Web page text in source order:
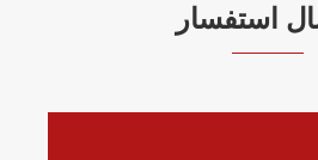
استفسار